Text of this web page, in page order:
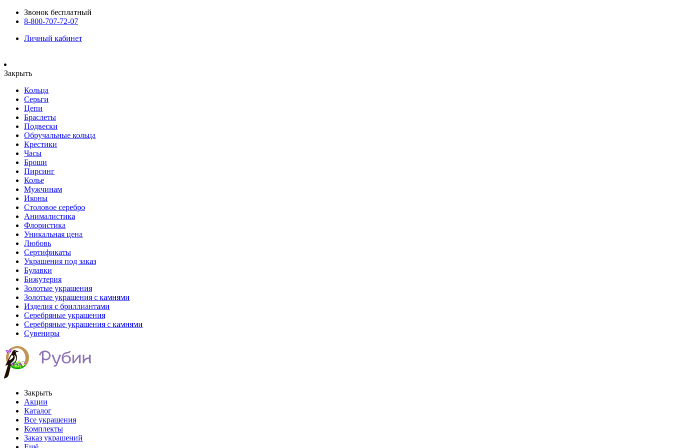
Звонок бесплатный
8-800-707-72-07
Личный кабинет
Закрыть
Кольца
Серьги
Цепи
Браслеты
Подвески
Обручальные кольца
Крестики
Часы
Броши
Пирсинг
Колье
Мужчинам
Иконы
Столовое серебро
Анималистика
Флористика
Уникальная цена
Любовь
Сертификаты
Украшения под заказ
Булавки
Бижутерия
Золотые украшения
Золотые украшения с камнями
Изделия с бриллиантами
Серебряные украшения
Серебряные украшения с камнями
Сувениры
Закрыть
Акции
Каталог
Все украшения
Комплекты
Заказ украшений